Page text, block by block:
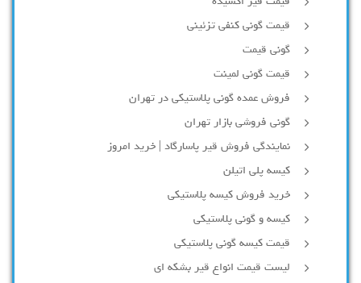
قیمت گونی کنفی تزئینی
گونی قیمت
قیمت گونی لمینت
فروش عمده گونی پلاستیکی در تهران
گونی فروشی بازار تهران
نمایندگی فروش قیر پاسارگاد | خرید امروز
کیسه پلی اتیلن
خرید فروش کیسه پلاستیکی
کیسه و گونی پلاستیکی
قیمت کیسه گونی پلاستیکی
لیست قیمت انواع قیر بشکه ای